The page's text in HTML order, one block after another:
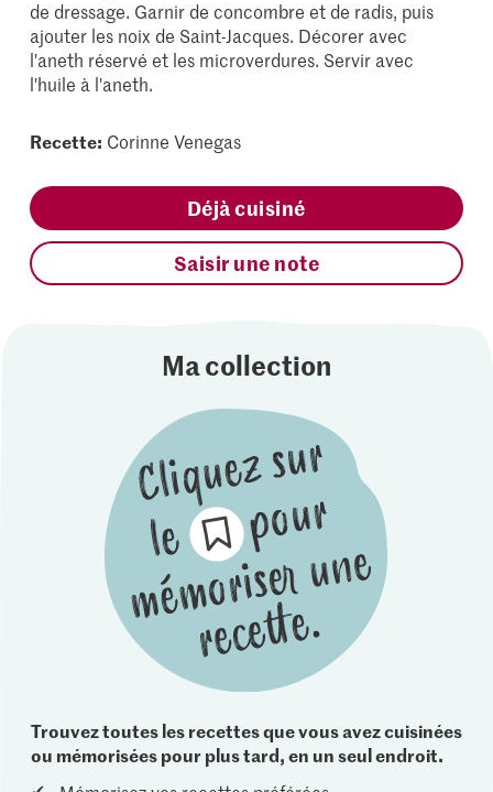
de dressage. Garnir de concombre et de radis, puis
ajouter les noix de Saint-Jacques. Décorer avec
l'aneth réservé et les microverdures. Servir avec
l'huile à l'aneth.
Recette: Corinne Venegas
Déjà cuisiné
Saisir une note
Ma collection
Trouvez toutes les recettes que vous avez cuisinées
ou mémorisées pour plus tard, en un seul endroit.